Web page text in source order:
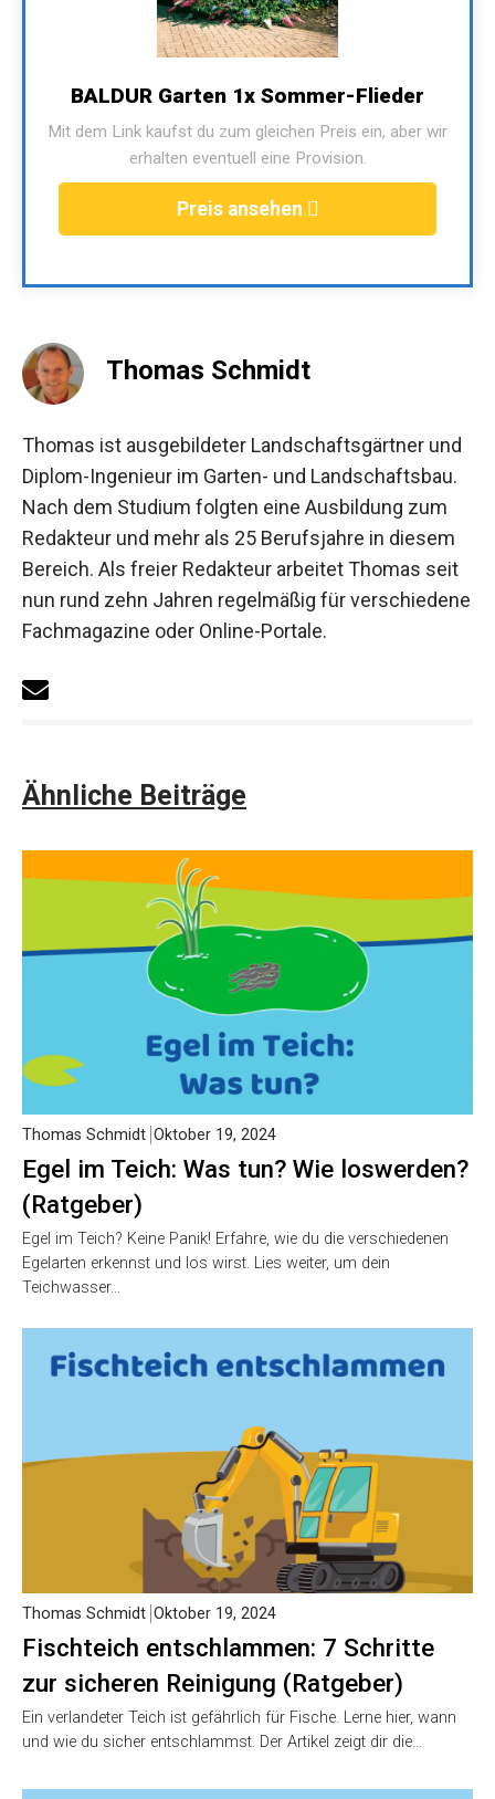
BALDUR Garten 1x Sommer-Flieder
Mit dem Link kaufst du zum gleichen Preis ein, aber wir
erhalten eventuell eine Provision.
Preis ansehen
Thomas Schmidt
Thomas ist ausgebildeter Landschaftsgärtner und
Diplom-Ingenieur im Garten- und Landschaftsbau.
Nach dem Studium folgten eine Ausbildung zum
Redakteur und mehr als 25 Berufsjahre in diesem
Bereich. Als freier Redakteur arbeitet Thomas seit
nun rund zehn Jahren regelmäßig für verschiedene
Fachmagazine oder Online-Portale.
Ähnliche Beiträge
Egel im Teich: Was tun? Wie loswerden?
(Ratgeber)
Thomas Schmidt Oktober 19, 2024
Egel im Teich? Keine Panik! Erfahre, wie du die verschiedenen
Egelarten erkennst und los wirst. Lies weiter, um dein
Teichwasser…
Fischteich entschlammen: 7 Schritte
zur sicheren Reinigung (Ratgeber)
Thomas Schmidt Oktober 19, 2024
Ein verlandeter Teich ist gefährlich für Fische. Lerne hier, wann
und wie du sicher entschlammst. Der Artikel zeigt dir die…